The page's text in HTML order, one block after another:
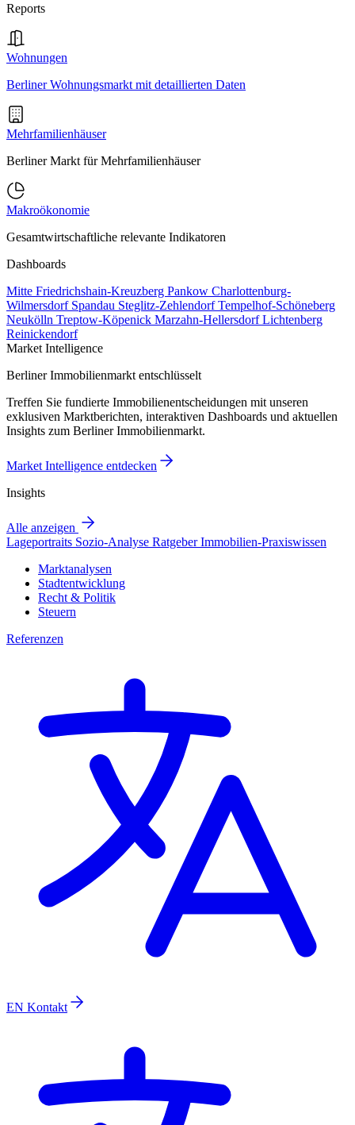
Reports
Wohnungen
Berliner Wohnungsmarkt mit detaillierten Daten
Mehrfamilienhäuser
Berliner Markt für Mehrfamilienhäuser
Makroökonomie
Gesamtwirtschaftliche relevante Indikatoren
Dashboards
Mitte Friedrichshain-Kreuzberg Pankow Charlottenburg-
Wilmersdorf Spandau Steglitz-ZehlendorfTempelhof-Schöneberg
Neukölln Treptow-Köpenick Marzahn-HellersdorfLichtenberg
Reinickendorf
Market Intelligence
Berliner Immobilienmarkt entschlüsselt
Treffen Sie fundierte Immobilienentscheidungen mit unseren
exklusiven Marktberichten, interaktiven Dashboards und aktuellen
Insights zum Berliner Immobilienmarkt.
Market Intelligence entdecken
Insights
Alle anzeigen
Lageportraits Sozio-Analyse RatgeberImmobilien-Praxiswissen
Marktanalysen
Stadtentwicklung
Recht & Politik
Steuern
Referenzen
EN Kontakt